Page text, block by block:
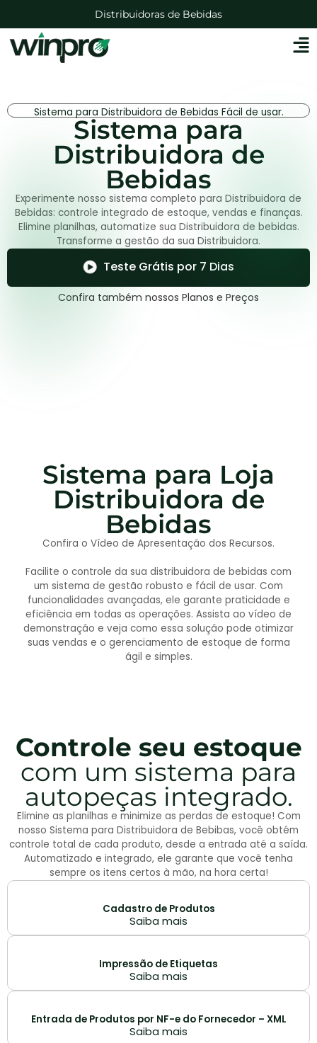
Distribuidoras de Bebidas
Lojas de Agropecuárias
Mercadinhos e Mercearias
Sistema para Distribuidora de Bebidas Fácil de usar.
Sistema para
Distribuidora de
Bebidas
Experimente nosso sistema completo para Distribuidora de
Bebidas: controle integrado de estoque, vendas e finanças.
Elimine planilhas, automatize sua Distribuidora de bebidas.
Transforme a gestão da sua Distribuidora.
Teste Grátis por 7 Dias
Confira também nossos Planos e Preços
Sistema para Loja
Distribuidora de
Bebidas
Confira o Vídeo de Apresentação dos Recursos.
Facilite o controle da sua distribuidora de bebidas com
um sistema de gestão robusto e fácil de usar. Com
funcionalidades avançadas, ele garante praticidade e
eficiência em todas as operações. Assista ao vídeo de
demonstração e veja como essa solução pode otimizar
suas vendas e o gerenciamento de estoque de forma
ágil e simples.
Controle seu estoque
com um sistema para
autopeças integrado.
Elimine as planilhas e minimize as perdas de estoque! Com
nosso Sistema para Distribuidora de Bebibas, você obtém
controle total de cada produto, desde a entrada até a saída.
Automatizado e integrado, ele garante que você tenha
sempre os itens certos à mão, na hora certa!
Cadastro de Produtos
Saiba mais
Impressão de Etiquetas
Saiba mais
Entrada de Produtos por NF-e do Fornecedor – XML
Saiba mais